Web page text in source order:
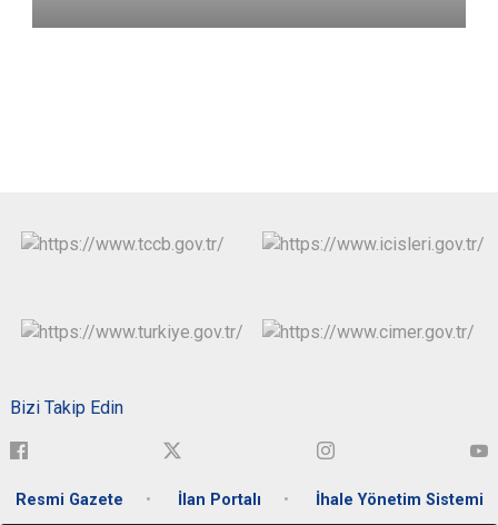
Bizi Takip Edin
Resmi Gazete İlan Portalı İhale Yönetim Sistemi